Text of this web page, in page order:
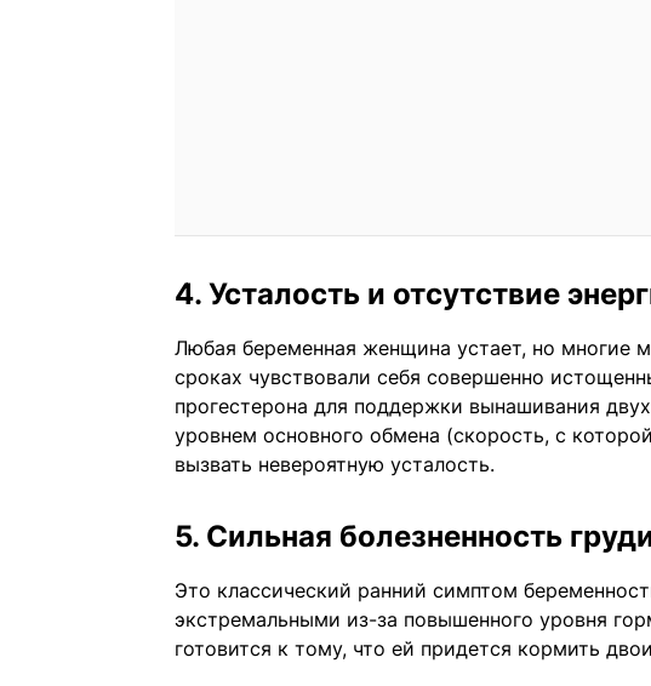
4. Усталость и отсутствие
Любая беременная женщина устает, но многие
сроках чувствовали себя совершенно
прогестерона для поддержки вынашивания
уровнем основного обмена (скорость, с
вызвать невероятную усталость.
5. Сильная болезненность
Это классический ранний симптом
экстремальными из-за повышенного уровня
готовится к тому, что ей придется кормить